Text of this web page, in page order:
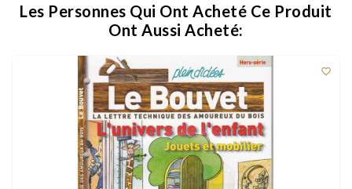
Les Personnes Qui Ont Acheté Ce Produit
Ont Aussi Acheté:
